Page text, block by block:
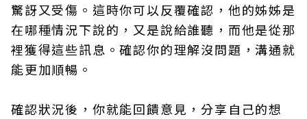
驚訝又受傷。這時你可以反覆確認，他的姊姊是
在哪種情況下說的，又是說給誰聽，而他是從那
裡獲得這些訊息。確認你的理解沒問題，溝通就
能更加順暢。
確認狀況後，你就能回饋意見，分享自己的想